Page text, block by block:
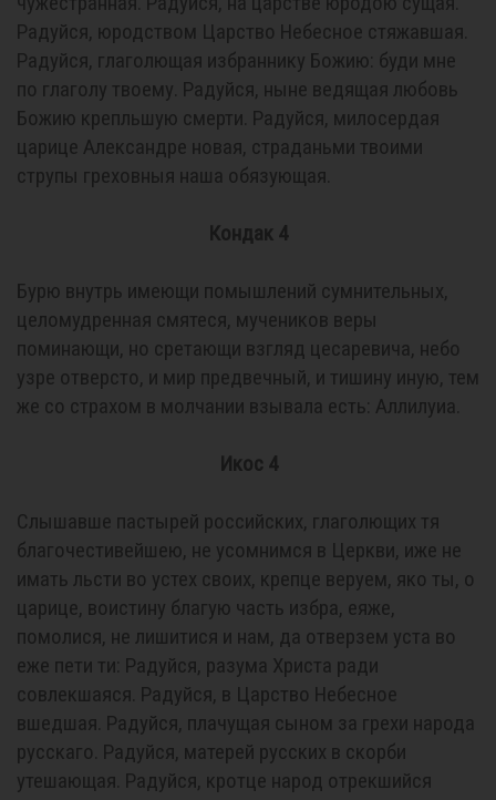
Радуйся, юродством Царство Небесное стяжавшая.
Радуйся, глаголющая избраннику Божию: буди мне
по глаголу твоему. Радуйся, ныне ведящая любовь
Божию крепльшую смерти. Радуйся, милосердая
царице Александре новая, страданьми твоими
струпы греховныя наша обязующая.
Кондак 4
Бурю внутрь имеющи помышлений сумнительных,
целомудренная смятеся, мучеников веры
поминающи, но сретающи взгляд цесаревича, небо
узре отверсто, и мир предвечный, и тишину иную, тем
же со страхом в молчании взывала есть: Аллилуиа.
Икос 4
Слышавше пастырей российских, глаголющих тя
благочестивейшею, не усомнимся в Церкви, иже не
имать льсти во устех своих, крепце веруем, яко ты, о
царице, воистину благую часть избра, еяже,
помолися, не лишитися и нам, да отверзем уста во
еже пети ти: Радуйся, разума Христа ради
совлекшаяся. Радуйся, в Царство Небесное
вшедшая. Радуйся, плачущая сыном за грехи народа
русскаго. Радуйся, матерей русских в скорби
утешающая. Радуйся, кротце народ отрекшийся